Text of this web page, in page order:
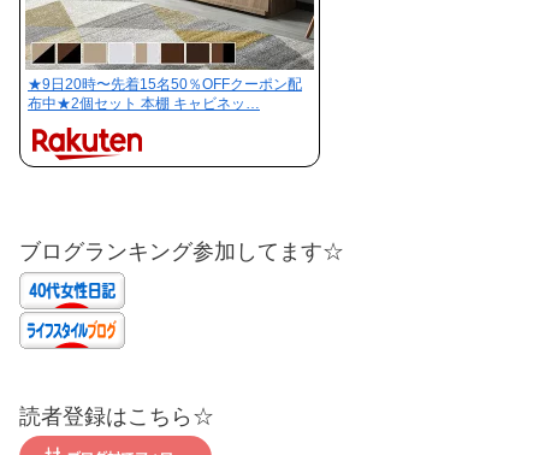
★9日20時〜先着15名50％OFFクーポン配
布中★2個セット 本棚 キャビネッ…
ブログランキング参加してます☆
読者登録はこちら☆